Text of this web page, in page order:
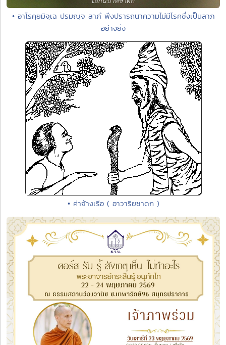
• อาโรคฺยมิจฺเฉ ปรมญฺจ ลาภํ พึงปรารถนาความไม่มีโรคซึ่งเป็นลาภ
อย่างยิ่ง
• ค่าจ้างเรือ ( อาวาริยชาดก )